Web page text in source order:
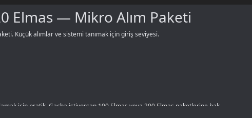
Elmas — Mikro Alım Paketi
Küçük alımlar ve sistemi tanımak için giriş seviyesi.
için pratik. Gacha istiyorsan 100 Elmas veya 200 Elmas paketlerine bak.